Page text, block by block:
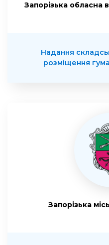
Запорізька обласна
Надання
розміщення
Запорізька